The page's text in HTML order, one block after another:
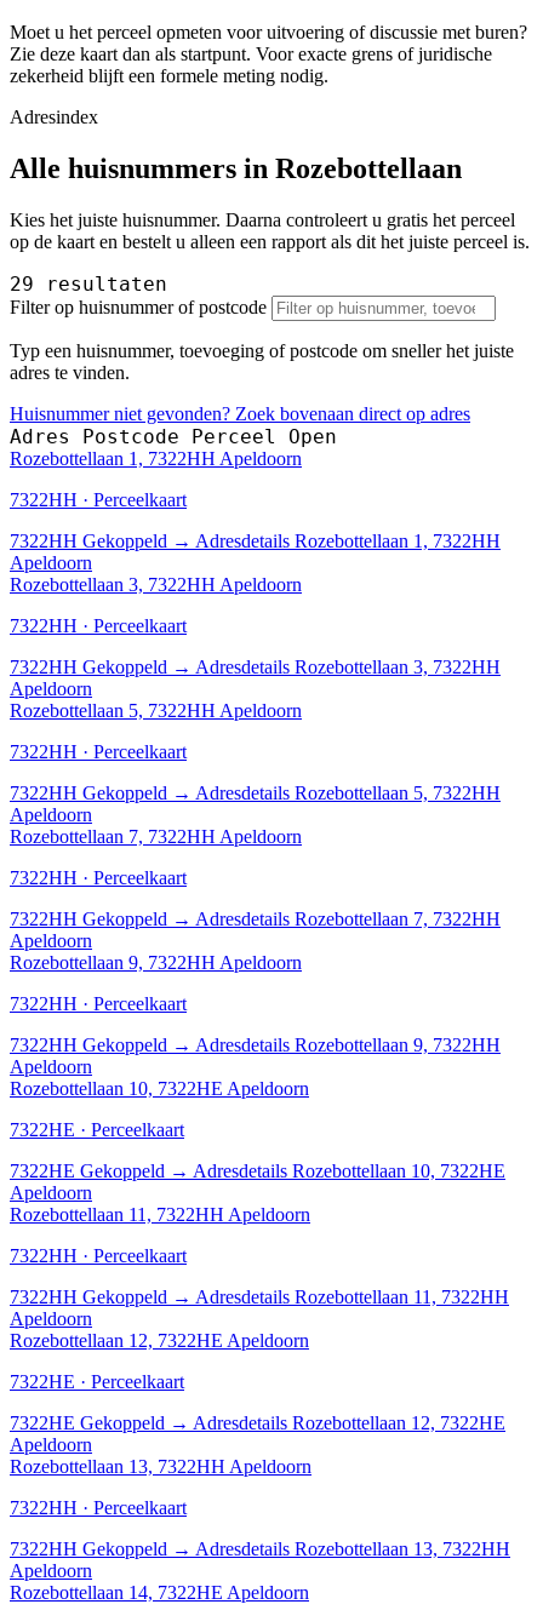
Moet u het perceel opmeten voor uitvoering of discussie met buren?
Zie deze kaart dan als startpunt. Voor exacte grens of juridische
zekerheid blijft een formele meting nodig.
Adresindex
Alle huisnummers in Rozebottellaan
Kies het juiste huisnummer. Daarna controleert u gratis het perceel
op de kaart en bestelt u alleen een rapport als dit het juiste perceel is.
29 resultaten
Filter op huisnummer of postcode
Typ een huisnummer, toevoeging of postcode om sneller het juiste
adres te vinden.
Huisnummer niet gevonden? Zoek bovenaan direct op adres
Adres Postcode Perceel Open
Rozebottellaan 1, 7322HH Apeldoorn
7322HH · Perceelkaart
7322HH Gekoppeld → Adresdetails Rozebottellaan 1, 7322HH
Apeldoorn
Rozebottellaan 3, 7322HH Apeldoorn
7322HH · Perceelkaart
7322HH Gekoppeld → Adresdetails Rozebottellaan 3, 7322HH
Apeldoorn
Rozebottellaan 5, 7322HH Apeldoorn
7322HH · Perceelkaart
7322HH Gekoppeld → Adresdetails Rozebottellaan 5, 7322HH
Apeldoorn
Rozebottellaan 7, 7322HH Apeldoorn
7322HH · Perceelkaart
7322HH Gekoppeld → Adresdetails Rozebottellaan 7, 7322HH
Apeldoorn
Rozebottellaan 9, 7322HH Apeldoorn
7322HH · Perceelkaart
7322HH Gekoppeld → Adresdetails Rozebottellaan 9, 7322HH
Apeldoorn
Rozebottellaan 10, 7322HE Apeldoorn
7322HE · Perceelkaart
7322HE Gekoppeld → Adresdetails Rozebottellaan 10, 7322HE
Apeldoorn
Rozebottellaan 11, 7322HH Apeldoorn
7322HH · Perceelkaart
7322HH Gekoppeld → Adresdetails Rozebottellaan 11, 7322HH
Apeldoorn
Rozebottellaan 12, 7322HE Apeldoorn
7322HE · Perceelkaart
7322HE Gekoppeld → Adresdetails Rozebottellaan 12, 7322HE
Apeldoorn
Rozebottellaan 13, 7322HH Apeldoorn
7322HH · Perceelkaart
7322HH Gekoppeld → Adresdetails Rozebottellaan 13, 7322HH
Apeldoorn
Rozebottellaan 14, 7322HE Apeldoorn